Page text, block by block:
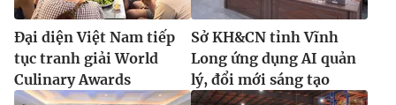
Đại diện Việt Nam tiếp
tục tranh giải World
Culinary Awards
Sở KH&CN tỉnh Vĩnh
Long ứng dụng AI quản
lý, đổi mới sáng tạo